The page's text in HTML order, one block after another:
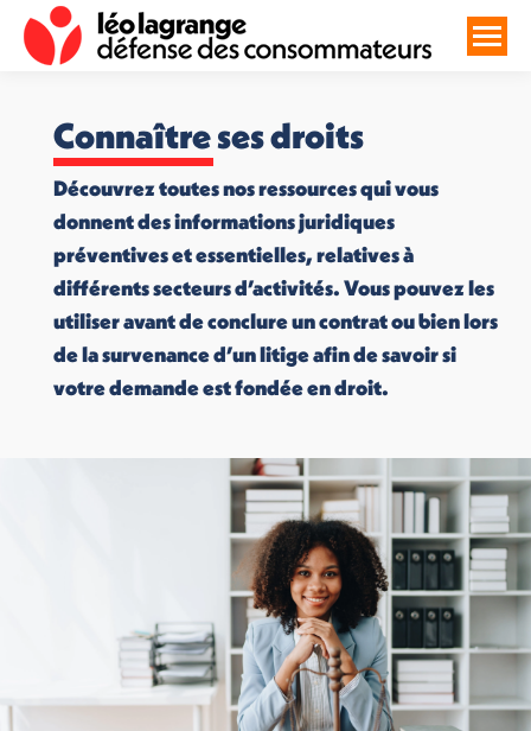
Connaître ses droits
Découvrez toutes nos ressources qui vous
donnent des informations juridiques
préventives et essentielles, relatives à
différents secteurs d’activités. Vous pouvez les
utiliser avant de conclure un contrat ou bien lors
de la survenance d’un litige afin de savoir si
votre demande est fondée en droit.